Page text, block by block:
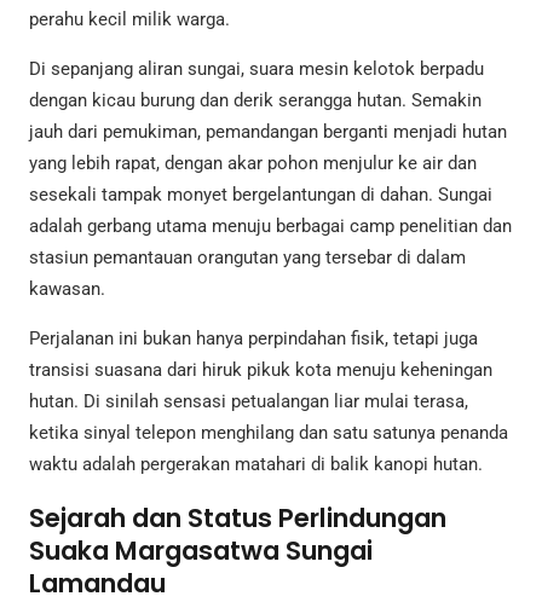
perahu kecil milik warga.
Di sepanjang aliran sungai, suara mesin kelotok berpadu
dengan kicau burung dan derik serangga hutan. Semakin
jauh dari pemukiman, pemandangan berganti menjadi hutan
yang lebih rapat, dengan akar pohon menjulur ke air dan
sesekali tampak monyet bergelantungan di dahan. Sungai
adalah gerbang utama menuju berbagai camp penelitian dan
stasiun pemantauan orangutan yang tersebar di dalam
kawasan.
Perjalanan ini bukan hanya perpindahan fisik, tetapi juga
transisi suasana dari hiruk pikuk kota menuju keheningan
hutan. Di sinilah sensasi petualangan liar mulai terasa,
ketika sinyal telepon menghilang dan satu satunya penanda
waktu adalah pergerakan matahari di balik kanopi hutan.
Sejarah dan Status Perlindungan
Suaka Margasatwa Sungai
Lamandau